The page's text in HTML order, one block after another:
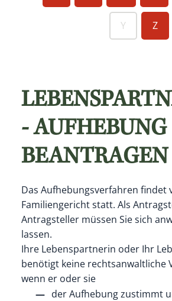
Y Z
- AUFHEBUNG
BEANTRAGEN
Das Aufhebungsverfahren findet
Familiengericht statt. Als
Antragsteller müssen Sie sich
lassen.
Ihre Lebenspartnerin oder Ihr
benötigt keine rechtsanwaltliche
wenn er oder sie
der Aufhebung zustimmt